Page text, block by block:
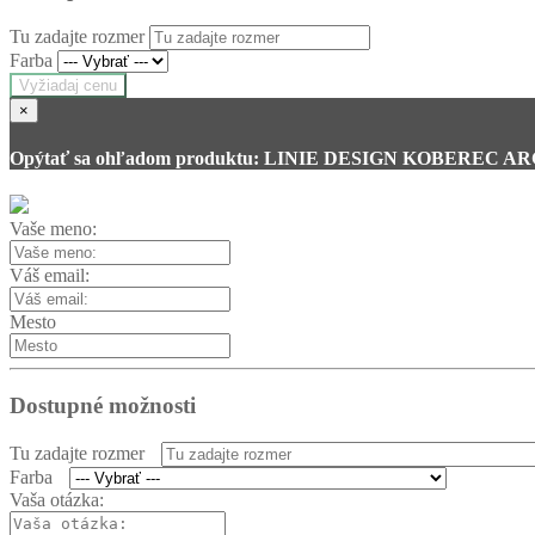
Tu zadajte rozmer
Farba
Vyžiadaj cenu
×
Opýtať sa ohľadom produktu: LINIE DESIGN KOBEREC
Vaše meno:
Váš email:
Mesto
Dostupné možnosti
Tu zadajte rozmer
Farba
Vaša otázka: